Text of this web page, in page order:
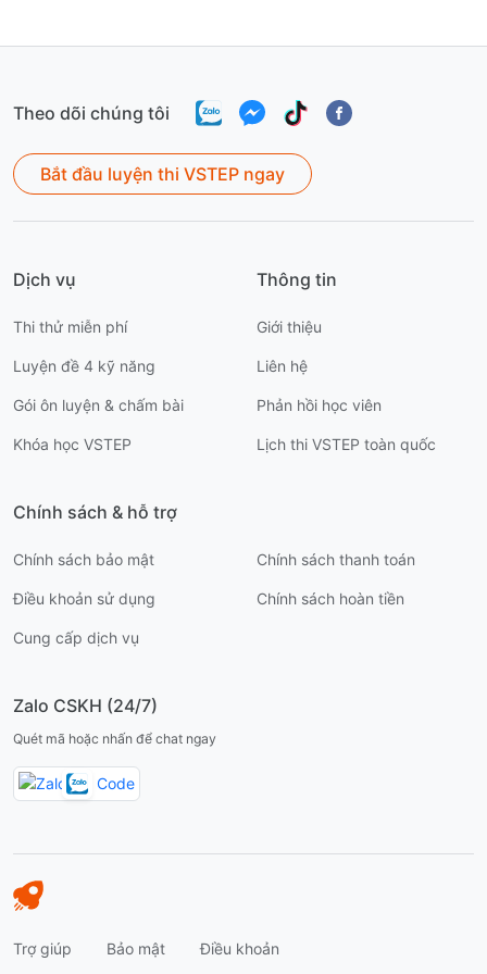
Theo dõi chúng tôi
Bắt đầu luyện thi VSTEP ngay
Dịch vụ
Thi thử miễn phí
Luyện đề 4 kỹ năng
Gói ôn luyện & chấm bài
Khóa học VSTEP
Thông tin
Giới thiệu
Liên hệ
Phản hồi học viên
Lịch thi VSTEP toàn quốc
Chính sách & hỗ trợ
Chính sách bảo mật
Điều khoản sử dụng
Cung cấp dịch vụ
Chính sách thanh toán
Chính sách hoàn tiền
Zalo CSKH (24/7)
Quét mã hoặc nhấn để chat ngay
Trợ giúp Bảo mật Điều khoản